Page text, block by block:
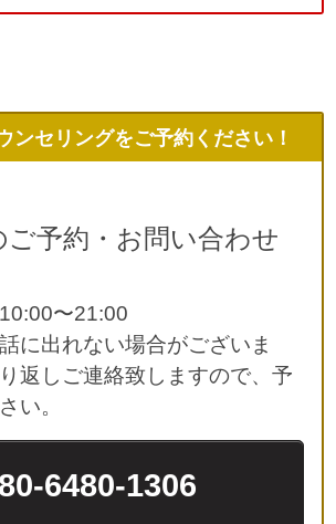
ンセリングをご予約ください！
ご予約・お問い合わせ
〜21:00
に出れない場合がございま
返しご連絡致しますので、予
い。
6480-1306